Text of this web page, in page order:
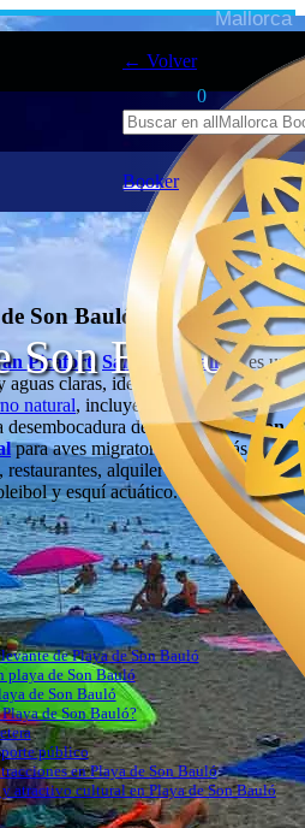
← Volver
Mallorca
0
Booker
Son Bauló
Son Bauló
Picafort,Santa Margalida , es un
claras, ideal para
natural, incluyendo elsepulcro
desembocadura deltorrente de Son
para aves migratorias. Además,
alquiler de sombrillas y
y esquí acuático.
de Playa de Son Bauló
playa de Son Bauló
de Son Bauló
de Son Bauló?
público
en Playa de Son Bauló
atractivo cultural en Playa de Son Bauló